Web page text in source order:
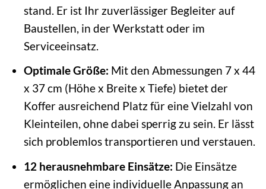
stand. Er ist Ihr zuverlässiger Begleiter auf
Baustellen, in der Werkstatt oder im
Serviceeinsatz.
Optimale Größe: Mit den Abmessungen 7 x 44
x 37 cm (Höhe x Breite x Tiefe) bietet der
Koffer ausreichend Platz für eine Vielzahl von
Kleinteilen, ohne dabei sperrig zu sein. Er lässt
sich problemlos transportieren und verstauen.
12 herausnehmbare Einsätze: Die Einsätze
ermöglichen eine individuelle Anpassung an